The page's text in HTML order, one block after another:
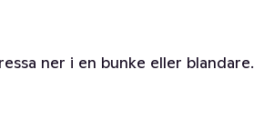
ner i en bunke eller blandare.